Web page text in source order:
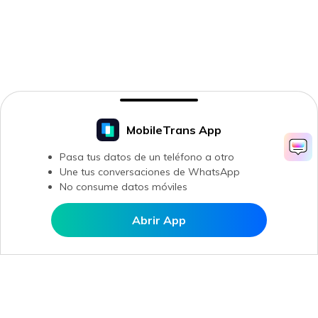
Abrir en MobileTrans
MobileTrans App
Pasa tus datos de un teléfono a otro
Une tus conversaciones de WhatsApp
No consume datos móviles
Abrir App